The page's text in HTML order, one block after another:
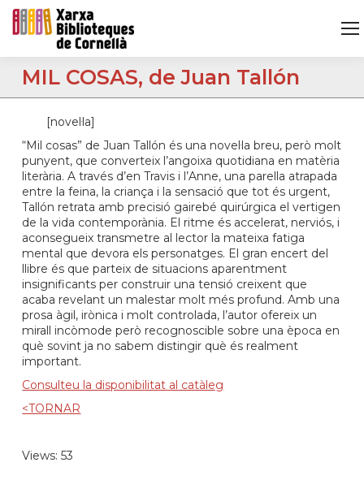
MIL COSAS, de Juan Tallón
[novel·la]
“Mil cosas” de Juan Tallón és una novel·la breu, però molt
punyent, que converteix l’angoixa quotidiana en matèria
literària. A través d’en Travis i l’Anne, una parella atrapada
entre la feina, la criança i la sensació que tot és urgent,
Tallón retrata amb precisió gairebé quirúrgica el vertigen
de la vida contemporània. El ritme és accelerat, nerviós, i
aconsegueix transmetre al lector la mateixa fatiga
mental que devora els personatges. El gran encert del
llibre és que parteix de situacions aparentment
insignificants per construir una tensió creixent que
acaba revelant un malestar molt més profund. Amb una
prosa àgil, irònica i molt controlada, l’autor ofereix un
mirall incòmode però recognoscible sobre una època en
què sovint ja no sabem distingir què és realment
important.
Consulteu la disponibilitat al catàleg
<TORNAR
Views: 53